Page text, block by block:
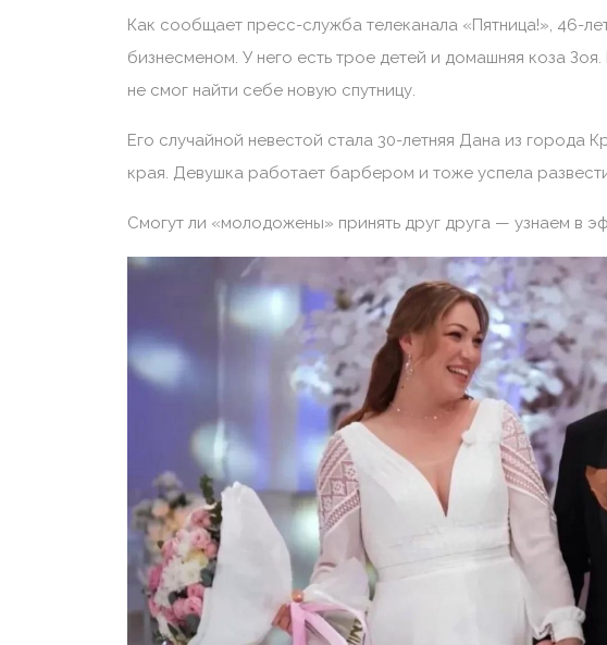
Как сообщает пресс-служба телеканала «Пятница!», 46-
бизнесменом. У него есть трое детей и домашняя коза
не смог найти себе новую спутницу.
Его случайной невестой стала 30-летняя Дана из города
края. Девушка работает барбером и тоже успела
Смогут ли «молодожены» принять друг друга — узнаем в